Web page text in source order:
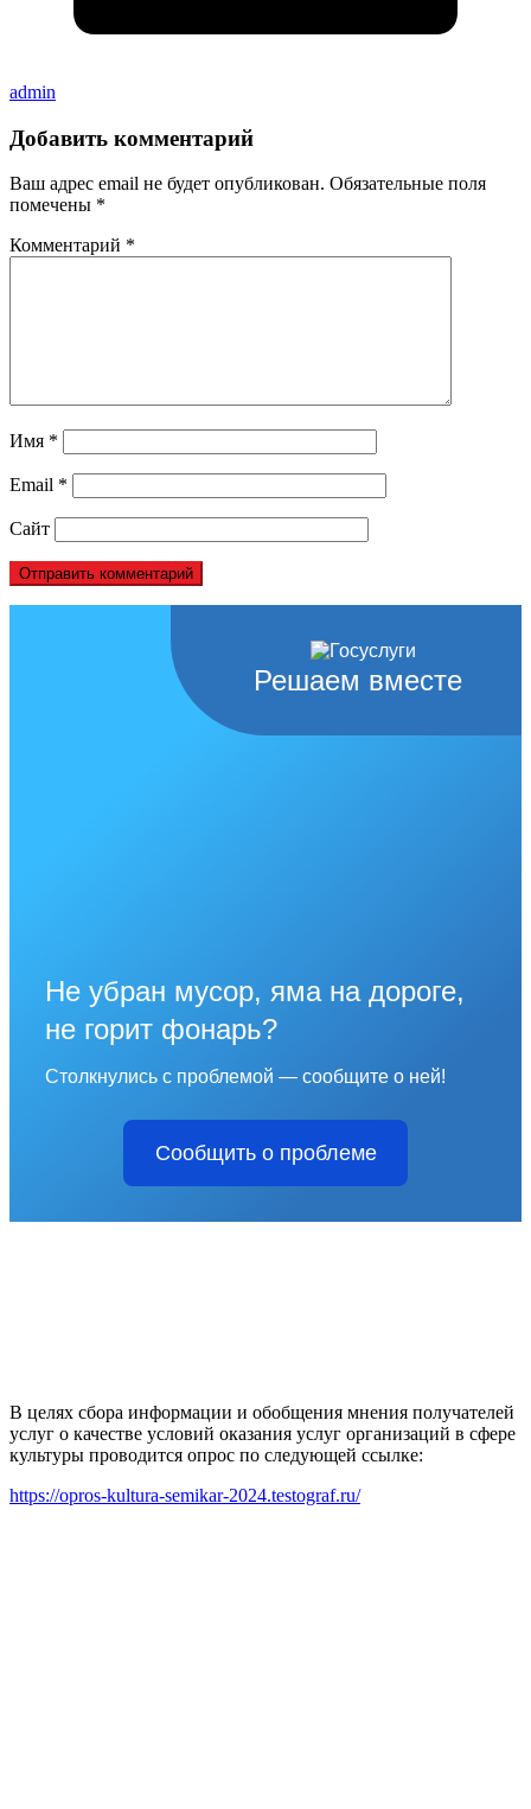
admin
Добавить комментарий
Ваш адрес email не будет опубликован. Обязательные поля
помечены *
Комментарий *
Имя *
Email *
Сайт
Решаем вместе
Не убран мусор, яма на дороге,
не горит фонарь?
Столкнулись с проблемой — сообщите о ней!
Сообщить о проблеме
В целях сбора информации и обобщения мнения получателей
услуг о качестве условий оказания услуг организаций в сфере
культуры проводится опрос по следующей ссылке:
https://opros-kultura-semikar-2024.testograf.ru/